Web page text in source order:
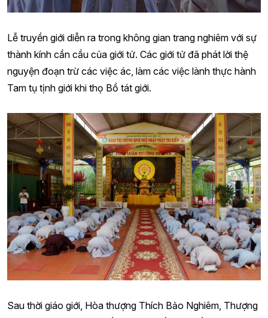
Lễ truyền giới diễn ra trong không gian trang nghiêm với sự
thành kính cần cầu của giới tử. Các giới tử đã phát lời thệ
nguyện đoạn trừ các việc ác, làm các việc lành thực hành
Tam tụ tịnh giới khi thọ Bồ tát giới.
Sau thời giáo giới, Hòa thượng Thích Bảo Nghiêm, Thượng